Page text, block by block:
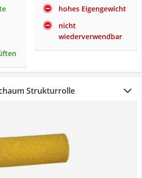
hohes Eigengewicht
nicht
wiederverwendbar
Strukturrolle